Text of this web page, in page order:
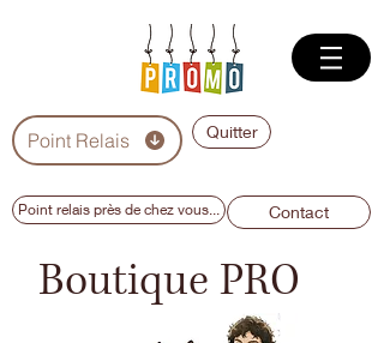
Point Relais Quitter
Point relais près de chez vous... Contact
Boutique PRO